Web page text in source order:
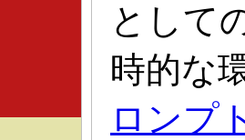
として
時的な
ロンプ